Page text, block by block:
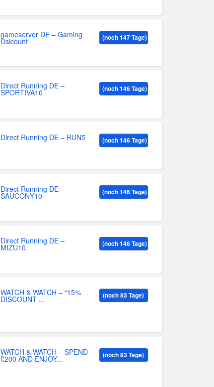
gameserver DE – Gaming
Dsicount (noch 147 Tage)
Direct Running DE –
SPORTIVA10 (noch 146 Tage)
Direct Running DE – RUN5 (noch 146 Tage)
Direct Running DE –
SAUCONY10 (noch 146 Tage)
Direct Running DE –
MIZU10 (noch 146 Tage)
WATCH & WATCH – “15%
DISCOUNT ... (noch 83 Tage)
WATCH & WATCH – SPEND
£200 AND ENJOY... (noch 83 Tage)